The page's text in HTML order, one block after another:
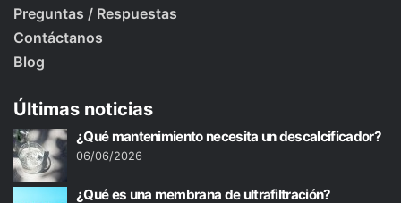
Preguntas / Respuestas
Contáctanos
Blog
Últimas noticias
¿Qué mantenimiento necesita un descalcificador?
06/06/2026
¿Qué es una membrana de ultrafiltración?